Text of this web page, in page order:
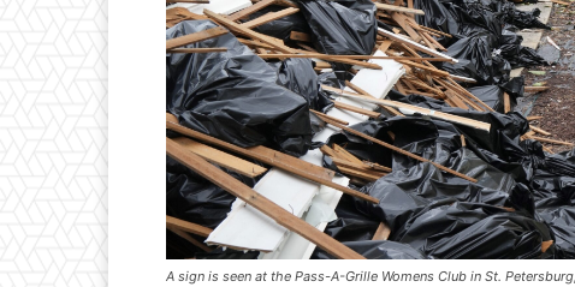
A sign is seen at the Pass-A-Grille Womens Club in St.